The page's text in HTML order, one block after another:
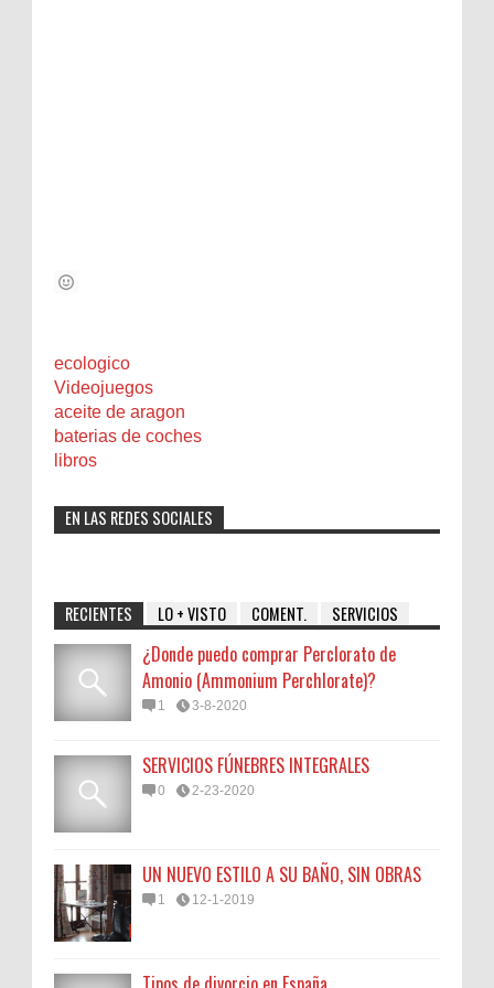
ecologico
Videojuegos
aceite de aragon
baterias de coches
libros
EN LAS REDES SOCIALES
RECIENTES LO + VISTO COMENT. SERVICIOS
¿Donde puedo comprar Perclorato de
Amonio (Ammonium Perchlorate)?
1 3-8-2020
SERVICIOS FÚNEBRES INTEGRALES
0 2-23-2020
UN NUEVO ESTILO A SU BAÑO, SIN OBRAS
1 12-1-2019